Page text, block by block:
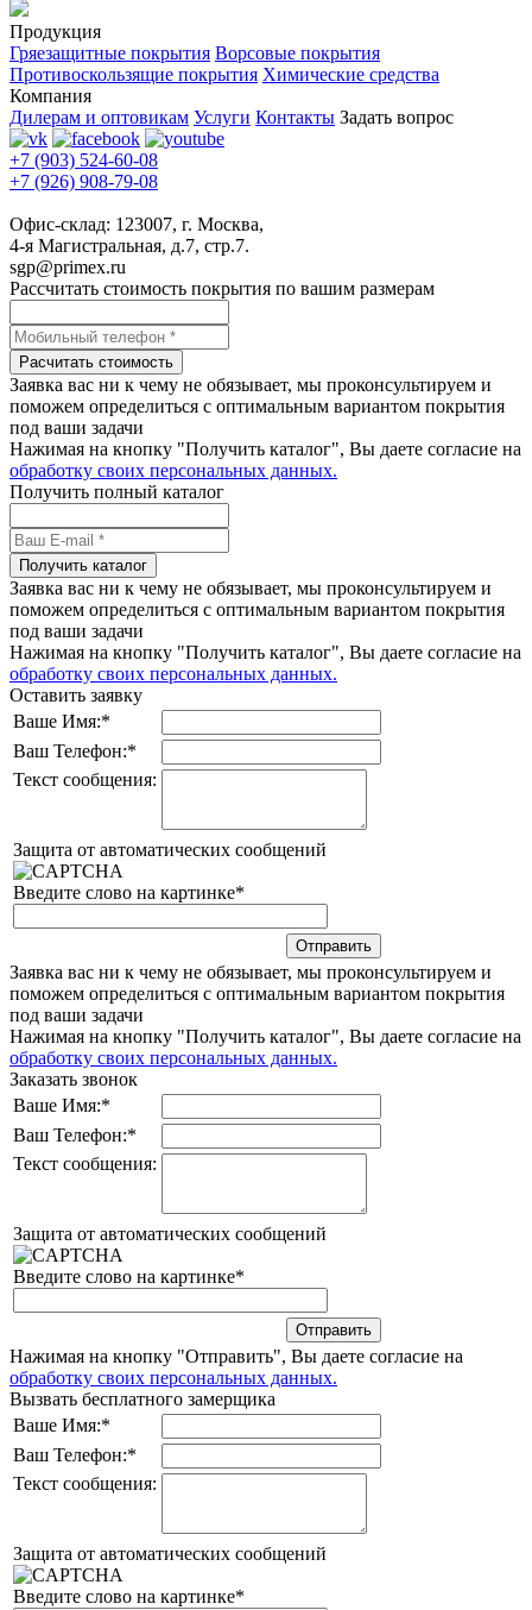
Продукция
Гряезащитные покрытия Ворсовые покрытия
Противоскользящие покрытия Химические средства
Компания
Дилерам и оптовикам Услуги Контакты Задать вопрос
+7 (903) 524-60-08
+7 (926) 908-79-08
Офис-склад: 123007, г. Москва,
4-я Магистральная, д.7, стр.7.
sgp@primex.ru
Рассчитать стоимость покрытия по вашим размерам
Расчитать стоимость
Заявка вас ни к чему не обязывает, мы проконсультируем и
поможем определиться с оптимальным вариантом покрытия
под ваши задачи
Нажимая на кнопку "Получить каталог", Вы даете согласие на
обработку своих персональных данных.
Получить полный каталог
Получить каталог
Заявка вас ни к чему не обязывает, мы проконсультируем и
поможем определиться с оптимальным вариантом покрытия
под ваши задачи
Нажимая на кнопку "Получить каталог", Вы даете согласие на
обработку своих персональных данных.
Оставить заявку
Ваше Имя:*
Ваш Телефон:*
Текст сообщения:
Защита от автоматических сообщений
Введите слово на картинке*
Заявка вас ни к чему не обязывает, мы проконсультируем и
поможем определиться с оптимальным вариантом покрытия
под ваши задачи
Нажимая на кнопку "Получить каталог", Вы даете согласие на
обработку своих персональных данных.
Заказать звонок
Ваше Имя:*
Ваш Телефон:*
Текст сообщения:
Защита от автоматических сообщений
Введите слово на картинке*
Нажимая на кнопку "Отправить", Вы даете согласие на
обработку своих персональных данных.
Вызвать бесплатного замерщика
Ваше Имя:*
Ваш Телефон:*
Текст сообщения:
Защита от автоматических сообщений
Введите слово на картинке*